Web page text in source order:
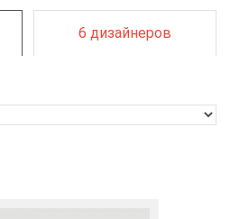
6 дизайнеров